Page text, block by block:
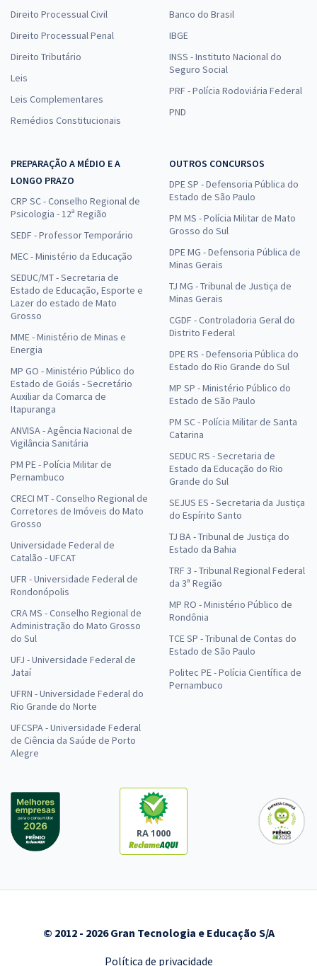
Direito Processual Civil
Direito Processual Penal
Direito Tributário
Leis
Leis Complementares
Remédios Constitucionais
Banco do Brasil
IBGE
INSS - Instituto Nacional do
Seguro Social
PRF - Polícia Rodoviária Federal
PND
PREPARAÇÃO A MÉDIO E A
LONGO PRAZO
CRP SC - Conselho Regional de
Psicologia - 12ª Região
SEDF - Professor Temporário
MEC - Ministério da Educação
SEDUC/MT - Secretaria de
Estado de Educação, Esporte e
Lazer do estado de Mato
Grosso
MME - Ministério de Minas e
Energia
MP GO - Ministério Público do
Estado de Goiás - Secretário
Auxiliar da Comarca de
Itapuranga
ANVISA - Agência Nacional de
Vigilância Sanitária
PM PE - Polícia Militar de
Pernambuco
CRECI MT - Conselho Regional de
Corretores de Imóveis do Mato
Grosso
Universidade Federal de
Catalão - UFCAT
UFR - Universidade Federal de
Rondonópolis
CRA MS - Conselho Regional de
Administração do Mato Grosso
do Sul
UFJ - Universidade Federal de
Jataí
UFRN - Universidade Federal do
Rio Grande do Norte
UFCSPA - Universidade Federal
de Ciência da Saúde de Porto
Alegre
OUTROS CONCURSOS
DPE SP - Defensoria Pública do
Estado de São Paulo
PM MS - Polícia Militar de Mato
Grosso do Sul
DPE MG - Defensoria Pública de
Minas Gerais
TJ MG - Tribunal de Justiça de
Minas Gerais
CGDF - Controladoria Geral do
Distrito Federal
DPE RS - Defensoria Pública do
Estado do Rio Grande do Sul
MP SP - Ministério Público do
Estado de São Paulo
PM SC - Polícia Militar de Santa
Catarina
SEDUC RS - Secretaria de
Estado da Educação do Rio
Grande do Sul
SEJUS ES - Secretaria da Justiça
do Espírito Santo
TJ BA - Tribunal de Justiça do
Estado da Bahia
TRF 3 - Tribunal Regional Federal
da 3ª Região
MP RO - Ministério Público de
Rondônia
TCE SP - Tribunal de Contas do
Estado de São Paulo
Politec PE - Polícia Científica de
Pernambuco
RA 1000
© 2012 - 2026 Gran Tecnologia e Educação S/A
Política de privacidade